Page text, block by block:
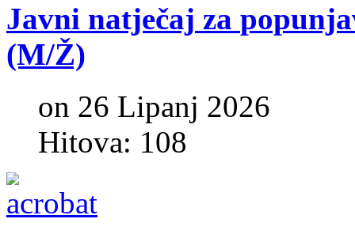
Javni natječaj za
(M/Ž)
on 26 Lipanj 2026
Hitova: 108